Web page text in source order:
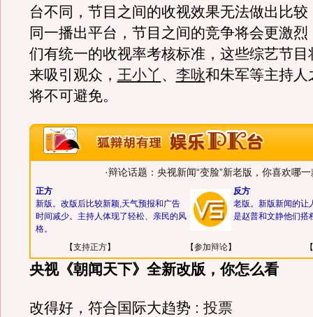
台不同，节目之间的收视效果无法做出比
同一播出平台，节目之间的竞争将会更激
们有统一的收视率考核标准，这些综艺节目
来吸引观众， 王小丫 、 李咏和朱军等主持人
将不可避免。
·辩论话题：央视新闻“变脸”新老版，你喜欢哪
正方
新版。改版后比较新颖,天气预报和广告
时间减少。主持人体现了轻松、亲民的风
格。
反方
老版。新版新闻的让
是赵普和文静他们搭
【支持正方】 【参加辩论】 【
央视《朝闻天下》全新改版，你怎么看
改得好，符合国际大趋势 : 投票